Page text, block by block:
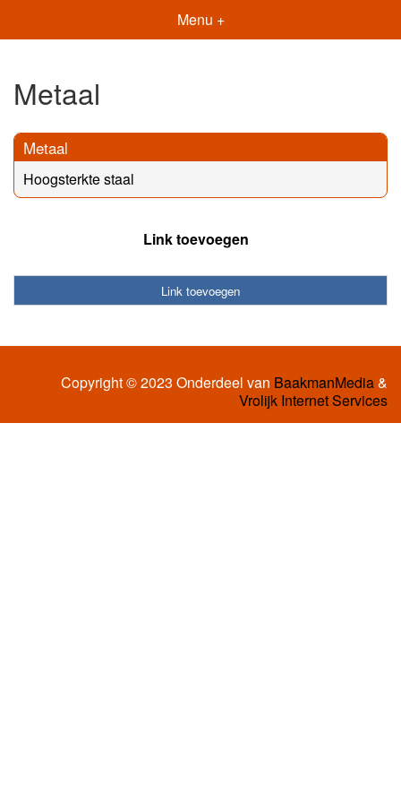
Menu +
Metaal
Metaal
Hoogsterkte staal
Link toevoegen
Link toevoegen
Copyright © 2023 Onderdeel van BaakmanMedia&
Vrolijk Internet Services